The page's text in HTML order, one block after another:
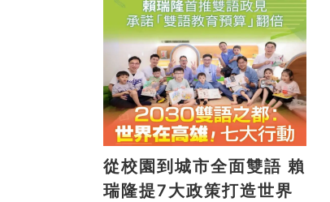
從校園到城市全面雙語 賴
瑞隆提7大政策打造世界